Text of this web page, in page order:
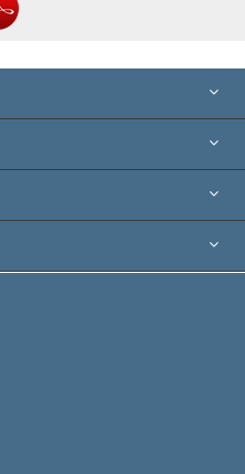
de l’homme